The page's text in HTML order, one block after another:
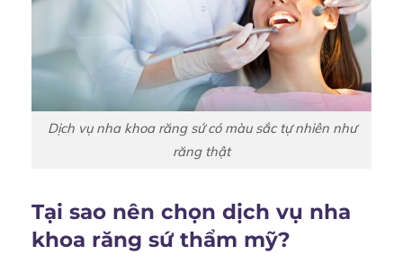
Dịch vụ nha khoa răng sứ có màu sắc tự nhiên như
răng thật
Tại sao nên chọn dịch vụ nha
khoa răng sứ thẩm mỹ?